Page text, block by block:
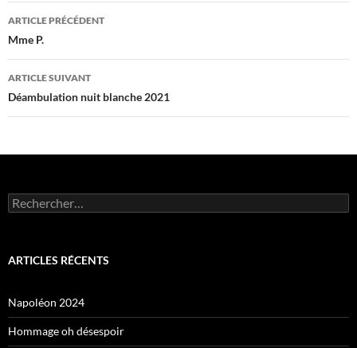
Navigation
des
articles
ARTICLE PRÉCÉDENT
Mme P.
ARTICLE SUIVANT
Déambulation nuit blanche 2021
Rechercher :
ARTICLES RÉCENTS
Napoléon 2024
Hommage oh désespoir